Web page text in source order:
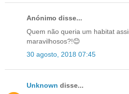
Anónimo disse...
Quem não queria um habitat
maravilhosos?!😊
30 agosto, 2018 07:45
Unknown disse...